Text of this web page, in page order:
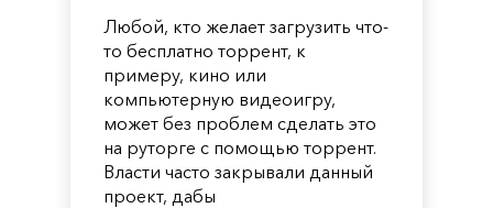
Любой, кто желает загрузить что-
то бесплатно торрент, к
примеру, кино или
компьютерную видеоигру,
может без проблем сделать это
на руторге с помощью торрент.
Власти часто закрывали данный
проект, дабы